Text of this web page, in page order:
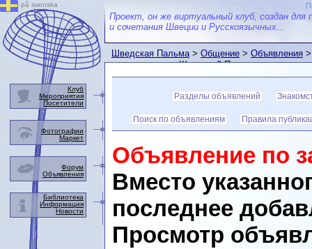
Проект, он же виртуальный клуб, создан для
и сочетания Швеции и Русскоязычных...
Шведская Пальма>Общение>Объявления>
пользователем Шведской Пальмы
Разделы объявлений
Поиск по объявлениям Правила
Объявление по
Вместо
последнее
Просмотр
på svenska
Клуб
Мероприятия
Посетители
Фотографии
Маркет
Форум
Объявления
Библиотека
Информация
Новости